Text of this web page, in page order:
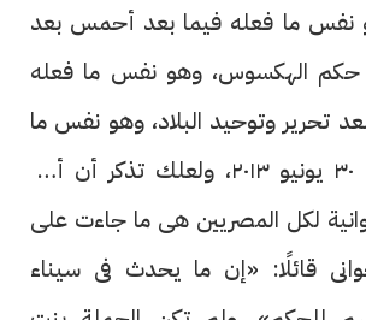
نفس ما فعله فيما بعد أحمس بعد
حكم الهكسوس، وهو نفس ما فعله
تحرير وتوحيد البلاد، وهو نفس ما
فعلناه بعد ثورة ٣٠ يونيو ٢٠١٣، ولعلك تذكر أن أول
لكل المصريين هى ما جاءت على
قائلًا: «إن ما يحدث فى سيناء